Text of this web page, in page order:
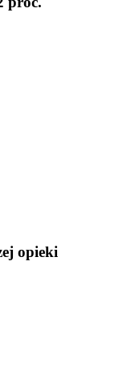
opieki